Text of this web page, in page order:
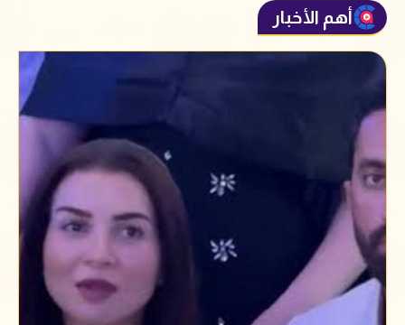
أهم الأخبار